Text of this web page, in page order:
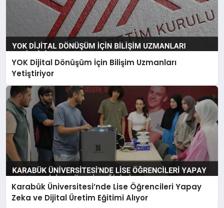
YOK Dijital Dönüşüm İçin Bilişim Uzmanları
Yetiştiriyor
Karabük Üniversitesi’nde Lise Öğrencileri Yapay
Zeka ve Dijital Üretim Eğitimi Alıyor